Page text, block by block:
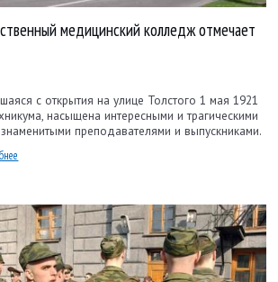
медицинский колледж отмечает
с открытия на улице Толстого 1 мая 1921
насыщена интересными и трагическими
преподавателями и выпускниками.